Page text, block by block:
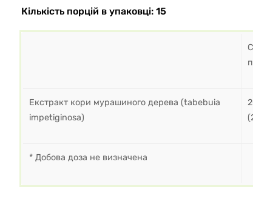
Кількість порцій в упаковці: 15
Екстракт кори мурашиного дерева (tabebuia
impetiginosa)
* Добова доза не визначена